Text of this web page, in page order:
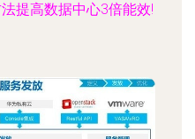
提高数据中心3倍能效!